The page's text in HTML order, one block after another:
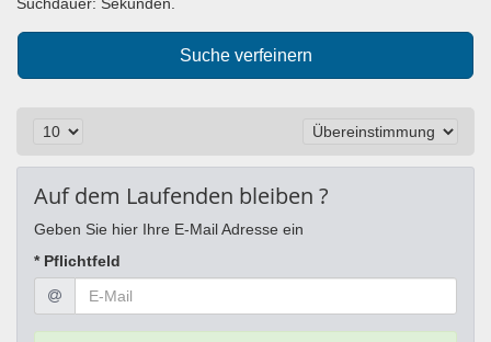
Suchdauer: Sekunden.
Suche verfeinern
Auf dem Laufenden bleiben ?
Geben Sie hier Ihre E-Mail Adresse ein
* Pflichtfeld